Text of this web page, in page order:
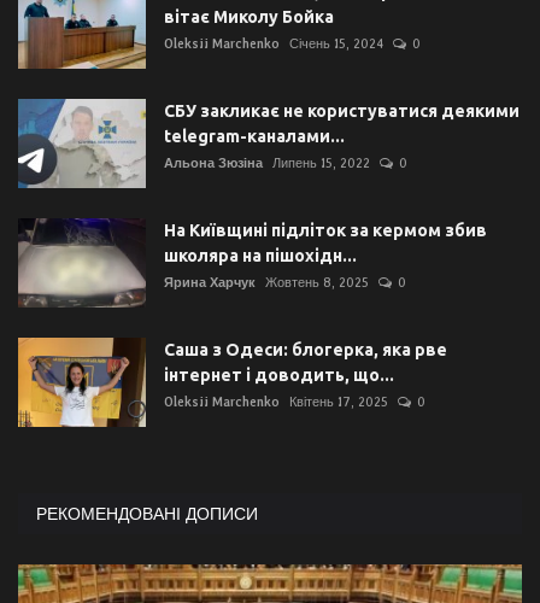
вітає Миколу Бойка
Oleksii Marchenko Січень 15, 2024 0
СБУ закликає не користуватися деякими
telegram-каналами...
Альона Зюзіна Липень 15, 2022 0
На Київщині підліток за кермом збив
школяра на пішохідн...
Ярина Харчук Жовтень 8, 2025 0
Саша з Одеси: блогерка, яка рве
інтернет і доводить, що...
Oleksii Marchenko Квітень 17, 2025 0
РЕКОМЕНДОВАНІ ДОПИСИ